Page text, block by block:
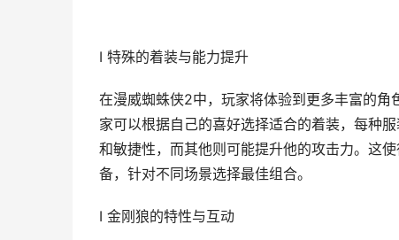
I 特殊的着装与能力提升
在漫威蜘蛛侠2中，玩家将体验到更多丰富的
家可以根据自己的喜好选择适合的着装，每种
和敏捷性，而其他则可能提升他的攻击力。这
备，针对不同场景选择最佳组合。
I 金刚狼的特性与互动